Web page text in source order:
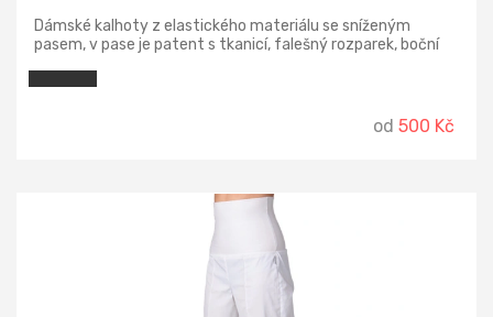
Dámské kalhoty z elastického materiálu se sníženým
pasem, v pase je patent s tkanicí, falešný rozparek, boční
od 500 Kč